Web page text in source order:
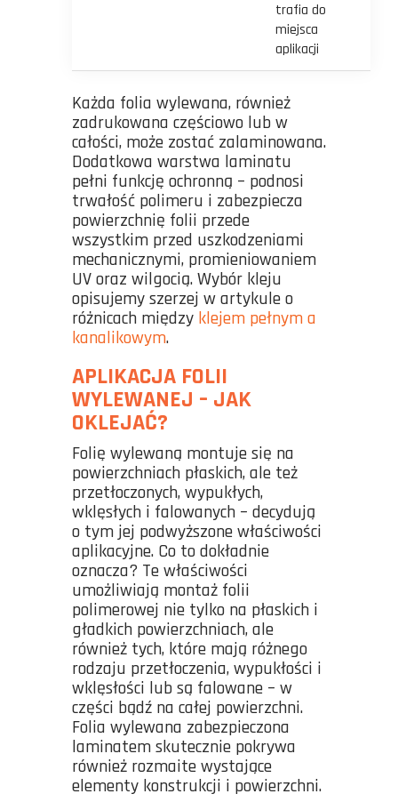
trafia do
miejsca
aplikacji
Każda folia wylewana, również
zadrukowana częściowo lub w
całości, może zostać zalaminowana.
Dodatkowa warstwa laminatu
pełni funkcję ochronną – podnosi
trwałość polimeru i zabezpiecza
powierzchnię folii przede
wszystkim przed uszkodzeniami
mechanicznymi, promieniowaniem
UV oraz wilgocią. Wybór kleju
opisujemy szerzej w artykule o
różnicach między klejem pełnym a
kanalikowym.
APLIKACJA FOLII
WYLEWANEJ – JAK
OKLEJAĆ?
Folię wylewaną montuje się na
powierzchniach płaskich, ale też
przetłoczonych, wypukłych,
wklęsłych i falowanych – decydują
o tym jej podwyższone właściwości
aplikacyjne. Co to dokładnie
oznacza? Te właściwości
umożliwiają montaż folii
polimerowej nie tylko na płaskich i
gładkich powierzchniach, ale
również tych, które mają różnego
rodzaju przetłoczenia, wypukłości i
wklęsłości lub są falowane – w
części bądź na całej powierzchni.
Folia wylewana zabezpieczona
laminatem skutecznie pokrywa
również rozmaite wystające
elementy konstrukcji i powierzchni.